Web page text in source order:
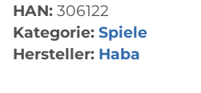
HAN: 306122
Kategorie: Spiele
Hersteller: Haba